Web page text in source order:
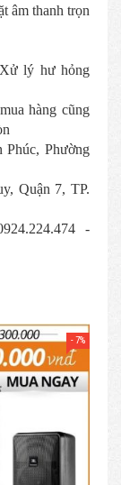
âm thanh trọn
lý hư hỏng
hàng cũng
Phường
Quận 7, TP.
-
- 7%